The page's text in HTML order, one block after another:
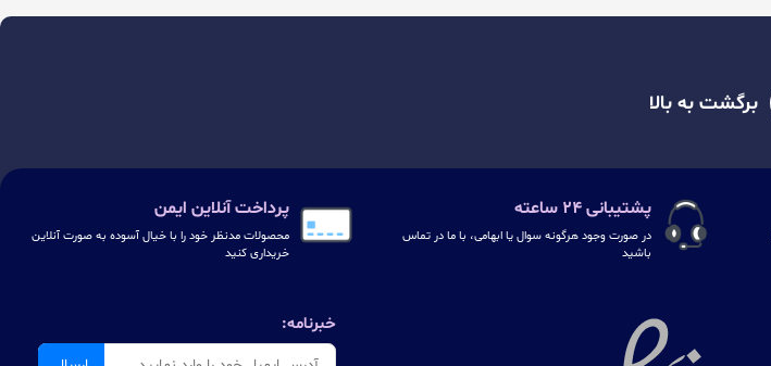
برگشت به بالا
پشتیبانی ۲۴ ساعته
در صورت وجود هرگونه سوال یا ابهامی، با ما در تماس
باشید
پرداخت آنلاین ایمن
محصولات مدنظر خود را با خیال آسوده به صورت آنلاین
خریداری کنید
خبرنامه: